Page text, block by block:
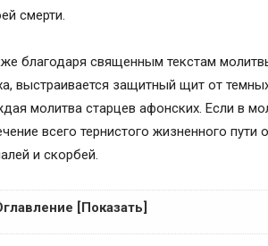
смерти.
благодаря священным текстам
выстраивается защитный щит от
молитва старцев афонских. Если в
всего тернистого жизненного
и скорбей.
[Показать]